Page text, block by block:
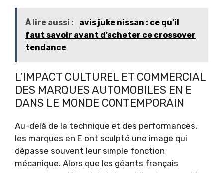
À lire aussi :
avis juke nissan : ce qu’il
faut savoir avant d’acheter ce crossover
tendance
L’IMPACT CULTUREL ET COMMERCIAL
DES MARQUES AUTOMOBILES EN E
DANS LE MONDE CONTEMPORAIN
Au-delà de la technique et des performances,
les marques en E ont sculpté une image qui
dépasse souvent leur simple fonction
mécanique. Alors que les géants français